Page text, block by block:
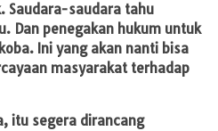
Saudara-saudara tahu
Dan penegakan hukum untuk
Ini yang akan nanti bisa
masyarakat terhadap
itu segera dirancang